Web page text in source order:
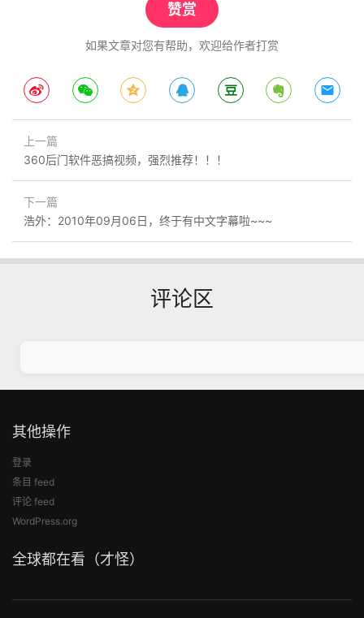
赞赏
如果文章对您有帮助，欢迎给作者打赏
上一篇
360后门软件恶搞视频，强烈推荐！！！
下一篇
浩外：2010年09月06日，终于有中文字幕啦~~~
评论区
其他操作
登录
条目 feed
评论 feed
WordPress.org
全球都在看（才怪）